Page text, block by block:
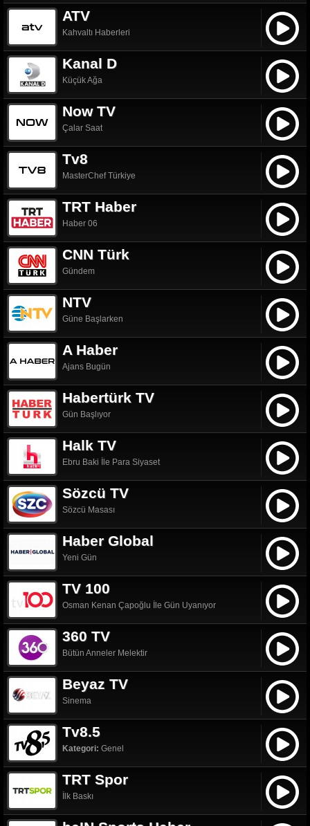
ATV
Kahvaltı Haberleri
Kanal D
Küçük Ağa
Now TV
Çalar Saat
Tv8
MasterChef Türkiye
TRT Haber
Haber 06
CNN Türk
Gündem
NTV
Güne Başlarken
A Haber
Ajans Bugün
Habertürk TV
Gün Başlıyor
Halk TV
Ebru Baki İle Para Siyaset
Sözcü TV
Sözcü Masası
Haber Global
Yeni Gün
TV 100
Osman Kenan Çapoğlu İle Gün Uyanıyor
360 TV
Bütün Anneler Melektir
Beyaz TV
Sinema
Tv8.5
Kategori: Genel
TRT Spor
İlk Baskı